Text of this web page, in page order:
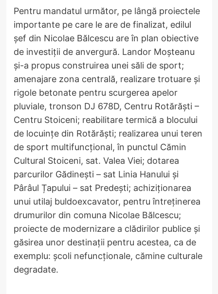
Pentru mandatul următor, pe lângă proiectele
importante pe care le are de finalizat, edilul
șef din Nicolae Bălcescu are în plan obiective
de investiții de anvergură. Landor Moșteanu
și-a propus construirea unei săli de sport;
amenajare zona centrală, realizare trotuare și
rigole betonate pentru scurgerea apelor
pluviale, tronson DJ 678D, Centru Rotărăști –
Centru Stoiceni; reabilitare termică a blocului
de locuințe din Rotărăști; realizarea unui teren
de sport multifuncțional, în punctul Cămin
Cultural Stoiceni, sat. Valea Viei; dotarea
parcurilor Gădinești – sat Linia Hanului și
Pârâul Țapului – sat Predești; achiziționarea
unui utilaj buldoexcavator, pentru întreținerea
drumurilor din comuna Nicolae Bălcescu;
proiecte de modernizare a clădirilor publice și
găsirea unor destinații pentru acestea, ca de
exemplu: școli nefuncționale, cămine culturale
degradate.